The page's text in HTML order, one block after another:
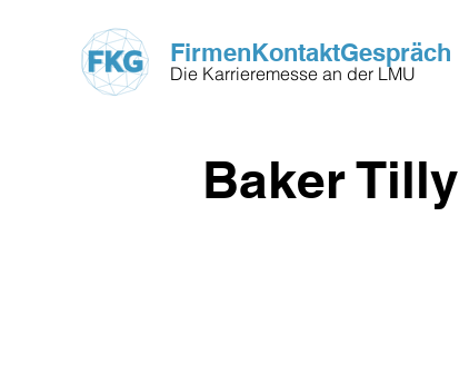
FirmenKontaktGespräch
Die Karrieremesse an der LMU
Baker Tilly